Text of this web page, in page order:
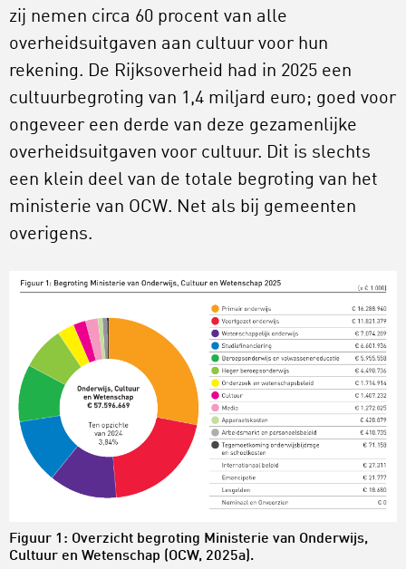
zij nemen circa 60 procent van alle
overheidsuitgaven aan cultuur voor hun
rekening. De Rijksoverheid had in 2025 een
cultuurbegroting van 1,4 miljard euro; goed voor
ongeveer een derde van deze gezamenlijke
overheidsuitgaven voor cultuur. Dit is slechts
een klein deel van de totale begroting van het
ministerie van OCW. Net als bij gemeenten
overigens.
Figuur 1: Overzicht begroting Ministerie van Onderwijs,
Cultuur en Wetenschap (OCW, 2025a).